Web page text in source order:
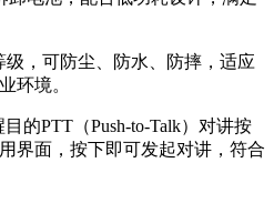
级，可防尘、防水、防摔，适应
环境。
的PTT（Push-to-Talk）对讲按
界面，按下即可发起对讲，符合